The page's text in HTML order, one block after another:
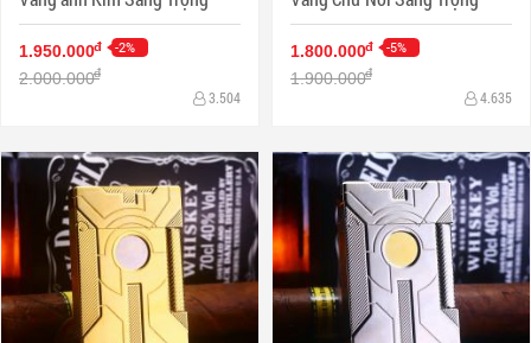
1.950.000đ -2%
2.000.000đ
3.504
1.800.000đ -5%
1.900.000đ
4.635